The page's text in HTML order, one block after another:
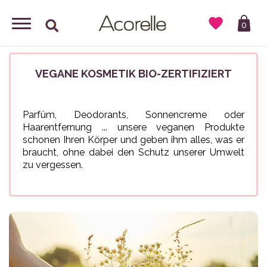
0

VEGANE KOSMETIK BIO-ZERTIFIZIERT
Parfüm, Deodorants, Sonnencreme oder
Haarentfernung ... unsere veganen Produkte
schonen Ihren Körper und geben ihm alles, was er
braucht, ohne dabei den Schutz unserer Umwelt
zu vergessen.